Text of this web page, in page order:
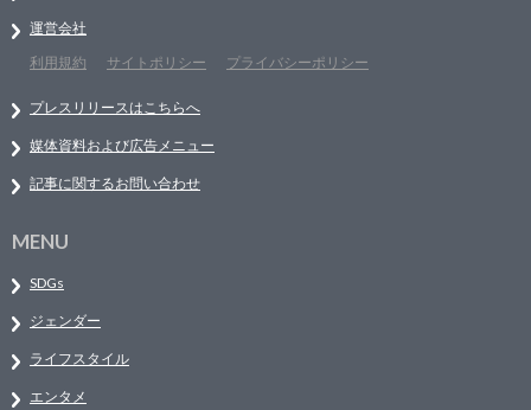
運営会社
利用規約
サイトポリシー プライバシーポリシー
プレスリリースはこちらへ
媒体資料および広告メニュー
記事に関するお問い合わせ
MENU
SDGs
ジェンダー
ライフスタイル
エンタメ